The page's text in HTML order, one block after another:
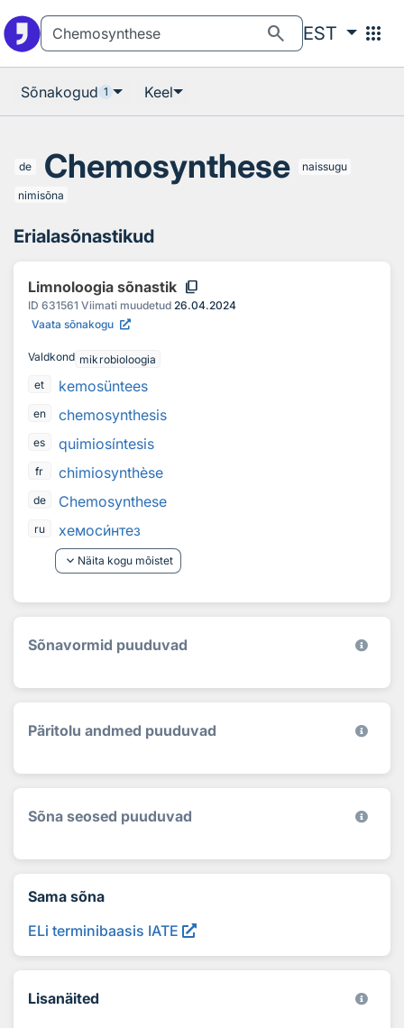
search EST apps
Sõnakogud 1 Keel
de Chemosynthese naissugu
nimisõna
Erialasõnastikud
Limnoloogia sõnastik content_copy
ID 631561 Viimati muudetud 26.04.2024
Vaata sõnakogu
Valdkond mikrobioloogia
et
kemosüntees
en chemosynthesis
es quimiosíntesis
fr chimiosynthèse
de Chemosynthese
ru хемосинтез
keyboard_arrow_down Näita kogu mõistet
Sõnavormid puuduvad
Päritolu andmed puuduvad
Sõna seosed puuduvad
Sama sõna
ELi terminibaasis IATE
Lisanäited